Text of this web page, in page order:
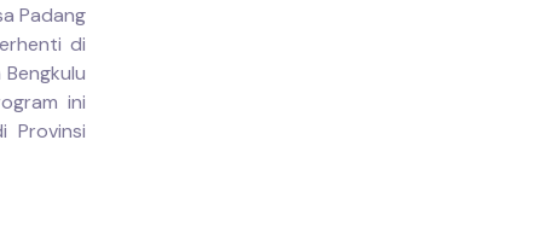
Padang
di
ini
Provinsi